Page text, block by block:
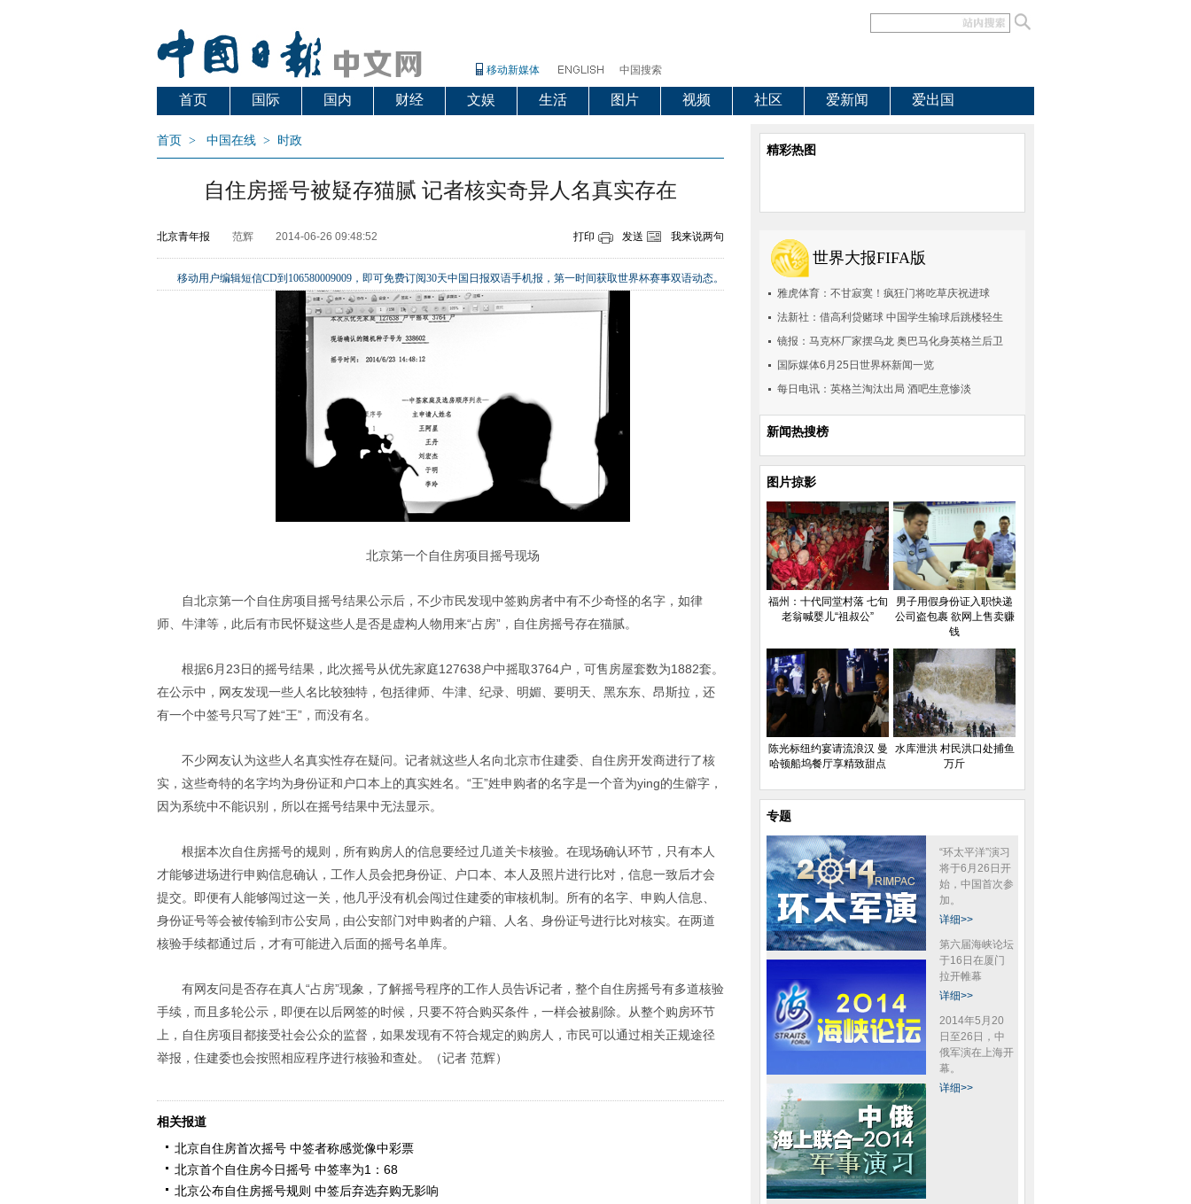
移动新媒体 中国搜索
首页 国际 国内 财经 文娱 生活 图片 视频 社区 爱新闻 爱出国
首页 > 中国在线 > 时政
自住房摇号被疑存猫腻 记者核实奇异人名真实存在
北京青年报 范辉 2014-06-26 09:48:52 打印 发送 我来说两句
移动用户编辑短信CD到106580009009，即可免费订阅30天中国日报双语手机报，第一时间获取世界杯赛事双语动态。
北京第一个自住房项目摇号现场
自北京第一个自住房项目摇号结果公示后，不少市民发现中签购房者中有不少奇怪的名字，如律
师、牛津等，此后有市民怀疑这些人是否是虚构人物用来“占房”，自住房摇号存在猫腻。
根据6月23日的摇号结果，此次摇号从优先家庭127638户中摇取3764户，可售房屋套数为1882套。
在公示中，网友发现一些人名比较独特，包括律师、牛津、纪录、明媚、要明天、黑东东、昂斯拉，还
有一个中签号只写了姓“王”，而没有名。
不少网友认为这些人名真实性存在疑问。记者就这些人名向北京市住建委、自住房开发商进行了核
实，这些奇特的名字均为身份证和户口本上的真实姓名。“王”姓申购者的名字是一个音为ying的生僻字，
因为系统中不能识别，所以在摇号结果中无法显示。
根据本次自住房摇号的规则，所有购房人的信息要经过几道关卡核验。在现场确认环节，只有本人
才能够进场进行申购信息确认，工作人员会把身份证、户口本、本人及照片进行比对，信息一致后才会
提交。即便有人能够闯过这一关，他几乎没有机会闯过住建委的审核机制。所有的名字、申购人信息、
身份证号等会被传输到市公安局，由公安部门对申购者的户籍、人名、身份证号进行比对核实。在两道
核验手续都通过后，才有可能进入后面的摇号名单库。
有网友问是否存在真人“占房”现象，了解摇号程序的工作人员告诉记者，整个自住房摇号有多道核验
手续，而且多轮公示，即便在以后网签的时候，只要不符合购买条件，一样会被剔除。从整个购房环节
上，自住房项目都接受社会公众的监督，如果发现有不符合规定的购房人，市民可以通过相关正规途径
举报，住建委也会按照相应程序进行核验和查处。（记者 范辉）
相关报道
北京自住房首次摇号 中签者称感觉像中彩票
北京首个自住房今日摇号 中签率为1：68
北京公布自住房摇号规则 中签后弃选弃购无影响
精彩热图
世界大报FIFA版
雅虎体育：不甘寂寞！疯狂门将吃草庆祝进球
法新社：借高利贷赌球 中国学生输球后跳楼轻生
镜报：马克杯厂家摆乌龙 奥巴马化身英格兰后卫
国际媒体6月25日世界杯新闻一览
每日电讯：英格兰淘汰出局 酒吧生意惨淡
新闻热搜榜
图片掠影
福州：十代同堂村落 七旬
老翁喊婴儿“祖叔公”
男子用假身份证入职快递
公司盗包裹 欲网上售卖赚
钱
陈光标纽约宴请流浪汉 曼
哈顿船坞餐厅享精致甜点
水库泄洪 村民洪口处捕鱼
万斤
专题
“环太平洋”演习
将于6月26日开
始，中国首次参
加。
详细>>
第六届海峡论坛
于16日在厦门
拉开帷幕
详细>>
2014年5月20
日至26日，中
俄军演在上海开
幕。
详细>>